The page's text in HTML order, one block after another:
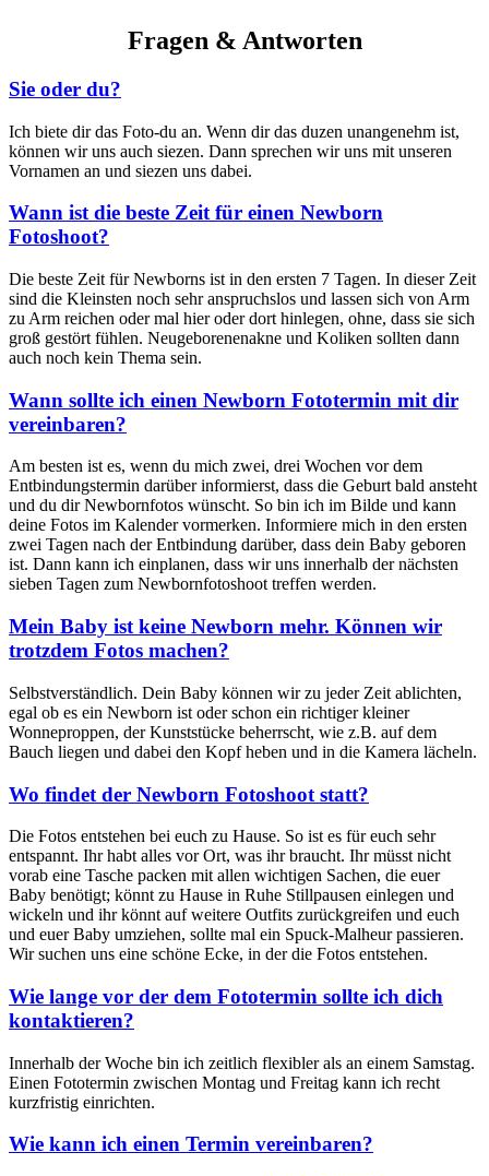
Fragen & Antworten
Sie oder du?
Ich biete dir das Foto-du an. Wenn dir das duzen unangenehm ist,
können wir uns auch siezen. Dann sprechen wir uns mit unseren
Vornamen an und siezen uns dabei.
Wann ist die beste Zeit für einen Newborn
Fotoshoot?
Die beste Zeit für Newborns ist in den ersten 7 Tagen. In dieser Zeit
sind die Kleinsten noch sehr anspruchslos und lassen sich von Arm
zu Arm reichen oder mal hier oder dort hinlegen, ohne, dass sie sich
groß gestört fühlen. Neugeborenenakne und Koliken sollten dann
auch noch kein Thema sein.
Wann sollte ich einen Newborn Fototermin mit dir
vereinbaren?
Am besten ist es, wenn du mich zwei, drei Wochen vor dem
Entbindungstermin darüber informierst, dass die Geburt bald ansteht
und du dir Newbornfotos wünscht. So bin ich im Bilde und kann
deine Fotos im Kalender vormerken. Informiere mich in den ersten
zwei Tagen nach der Entbindung darüber, dass dein Baby geboren
ist. Dann kann ich einplanen, dass wir uns innerhalb der nächsten
sieben Tagen zum Newbornfotoshoot treffen werden.
Mein Baby ist keine Newborn mehr. Können wir
trotzdem Fotos machen?
Selbstverständlich. Dein Baby können wir zu jeder Zeit ablichten,
egal ob es ein Newborn ist oder schon ein richtiger kleiner
Wonneproppen, der Kunststücke beherrscht, wie z.B. auf dem
Bauch liegen und dabei den Kopf heben und in die Kamera lächeln.
Wo findet der Newborn Fotoshoot statt?
Die Fotos entstehen bei euch zu Hause. So ist es für euch sehr
entspannt. Ihr habt alles vor Ort, was ihr braucht. Ihr müsst nicht
vorab eine Tasche packen mit allen wichtigen Sachen, die euer
Baby benötigt; könnt zu Hause in Ruhe Stillpausen einlegen und
wickeln und ihr könnt auf weitere Outfits zurückgreifen und euch
und euer Baby umziehen, sollte mal ein Spuck-Malheur passieren.
Wir suchen uns eine schöne Ecke, in der die Fotos entstehen.
Wie lange vor der dem Fototermin sollte ich dich
kontaktieren?
Innerhalb der Woche bin ich zeitlich flexibler als an einem Samstag.
Einen Fototermin zwischen Montag und Freitag kann ich recht
kurzfristig einrichten.
Wie kann ich einen Termin vereinbaren?